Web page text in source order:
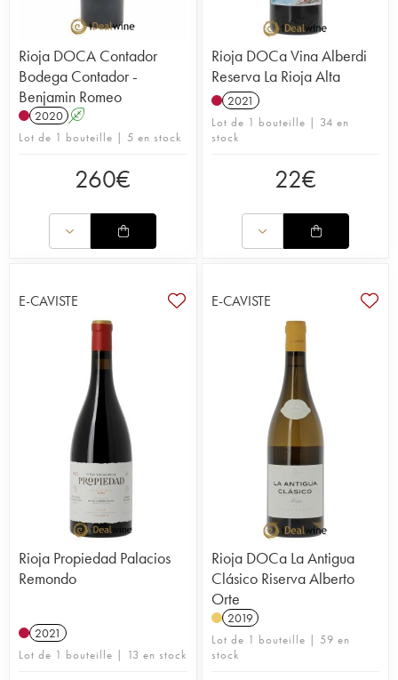
Rioja DOCA Contador
Bodega Contador -
Benjamin Romeo
2020 A
Lot de 1 bouteille | 5 en stock
260€
Rioja DOCa Vina Alberdi
Reserva La Rioja Alta
2021
Lot de 1 bouteille | 34 en
stock
22€
E-CAVISTE
Rioja Propiedad Palacios
Remondo
2021
Lot de 1 bouteille | 13 en stock
E-CAVISTE
Rioja DOCa La Antigua
Clásico Riserva Alberto
Orte
2019
Lot de 1 bouteille | 59 en
stock